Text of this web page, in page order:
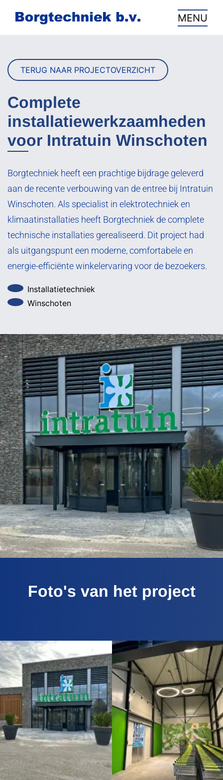
MENU
TERUG NAAR PROJECTOVERZICHT
Complete
installatiewerkzaamheden
voor Intratuin Winschoten
Borgtechniek heeft een prachtige bijdrage geleverd
aan de recente verbouwing van de entree bij Intratuin
Winschoten. Als specialist in elektrotechniek en
klimaatinstallaties heeft Borgtechniek de complete
technische installaties gerealiseerd. Dit project had
als uitgangspunt een moderne, comfortabele en
energie-efficiënte winkelervaring voor de bezoekers.
Installatietechniek
Winschoten
Foto's van het project
FOTO
ALBUM
OVERSLAAN